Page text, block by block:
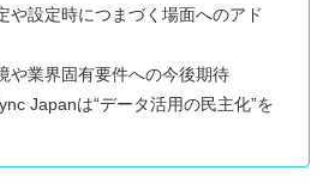
や設定時につまづく場面へのアド
や業界固有要件への今後期待
Japanは“データ活用の民主化”を